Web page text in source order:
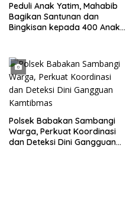
Peduli Anak Yatim, Mahabib
Bagikan Santunan dan
Bingkisan kepada 400 Anak
Polsek Babakan Sambangi
Warga, Perkuat Koordinasi
dan Deteksi Dini Gangguan